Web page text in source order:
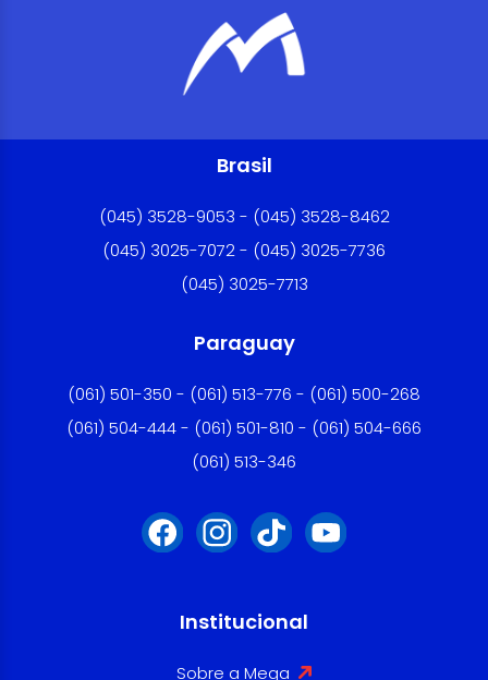
Brasil
(045) 3528-9053 - (045) 3528-8462
(045) 3025-7072 - (045) 3025-7736
(045) 3025-7713
Paraguay
(061) 501-350 - (061) 513-776 - (061) 500-268
(061) 504-444 - (061) 501-810 - (061) 504-666
(061) 513-346
Institucional
Sobre a Mega